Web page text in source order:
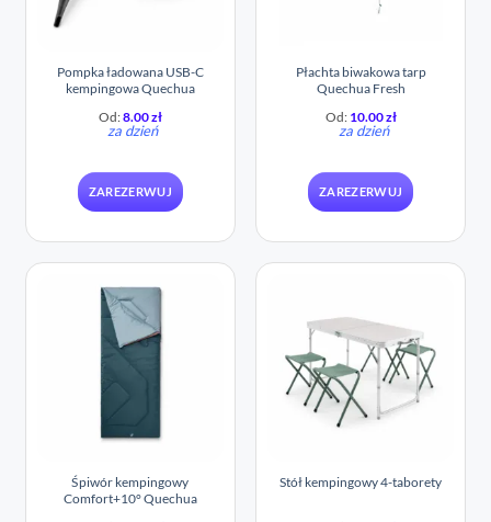
Pompka ładowana USB-C
kempingowa Quechua
Od:8.00zł
za dzień
ZAREZERWUJ
Płachta biwakowa tarp
Quechua Fresh
Od: 10.00zł
za dzień
ZAREZERWUJ
Śpiwór kempingowy
Comfort+10° Quechua
Stół kempingowy 4-taborety